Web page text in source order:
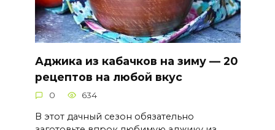
Аджика из кабачков на зиму — 20
рецептов на любой вкус
0 634
В этот дачный сезон обязательно